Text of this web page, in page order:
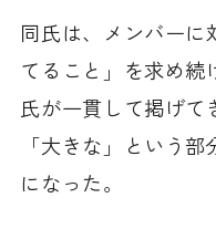
同氏は、メンバーに
てること」を求め
氏が一貫して掲げて
「大きな」という
になった。